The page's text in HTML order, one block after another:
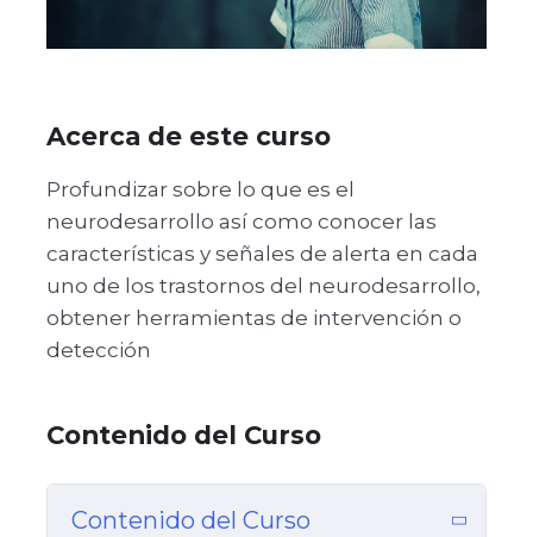
Acerca de este curso
Profundizar sobre lo que es el
neurodesarrollo así como conocer las
características y señales de alerta en cada
uno de los trastornos del neurodesarrollo,
obtener herramientas de intervención o
detección
Contenido del Curso
Contenido del Curso